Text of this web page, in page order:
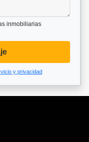
inmobiliarias
y privacidad